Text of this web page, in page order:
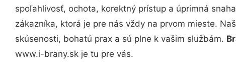
spoľahlivosť, ochota, korektný prístup a úprimná
zákazníka, ktorá je pre nás vždy na prvom mieste.
skúsenosti, bohatú prax a sú plne k vašim službám.
www.i-brany.sk je tu pre vás.